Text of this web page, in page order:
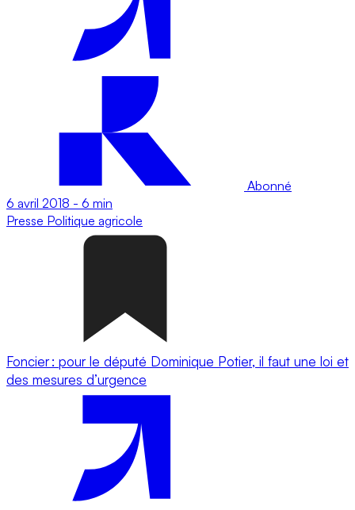
Abonné
6 avril 2018 - 6 min
Presse Politique agricole
Foncier : pour le député Dominique Potier, il faut une loi et
des mesures d’urgence